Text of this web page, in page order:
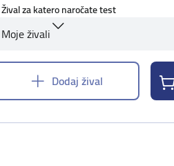
Žival za katero naročate test
Moje živali
Dodaj žival